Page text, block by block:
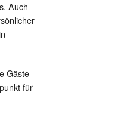
Auch
Gäste
für